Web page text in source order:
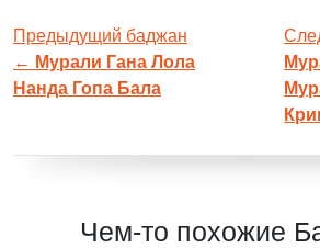
Предыдущий баджан
← Мурали Гана Лола
Нанда Гопа Бала
Чем-то похожие